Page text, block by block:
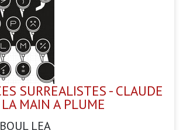
SURREALISTES - CLAUDE
MAIN A PLUME
LEA